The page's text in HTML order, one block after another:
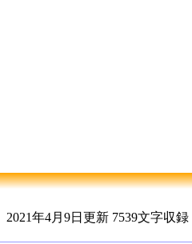
2021年4月9日更新 7539文字収録